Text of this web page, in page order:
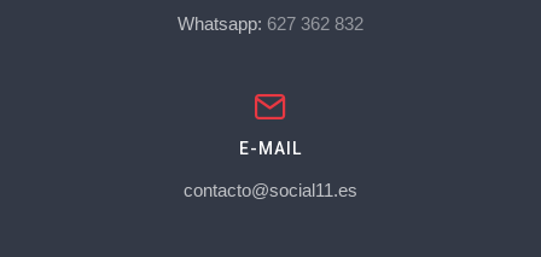
Whatsapp: 627 362 832
E-MAIL
contacto@social11.es